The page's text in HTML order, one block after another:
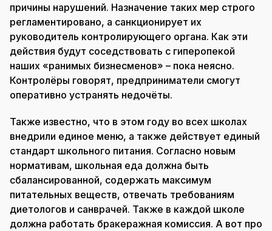
причины нарушений. Назначение таких мер строго
регламентировано, а санкционирует их
руководитель контролирующего органа. Как эти
действия будут соседствовать с гиперопекой
наших «ранимых бизнесменов» – пока неясно.
Контролёры говорят, предприниматели смогут
оперативно устранять недочёты.
Также известно, что в этом году во всех школах
внедрили единое меню, а также действует единый
стандарт школьного питания. Согласно новым
нормативам, школьная еда должна быть
сбалансированной, содержать максимум
питательных веществ, отвечать требованиям
диетологов и санврачей. Также в каждой школе
должна работать бракеражная комиссия. А вот про